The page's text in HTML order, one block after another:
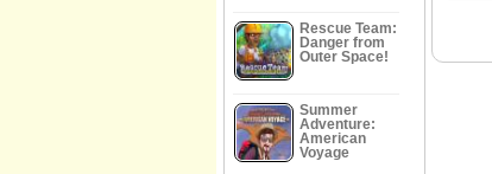
Rescue Team:
Danger from
Outer Space!
Summer
Adventure:
American
Voyage